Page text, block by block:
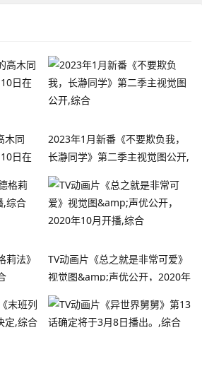
木同
日在
2023年1月新番《不要欺负我，
长瀞同学》第二季主视觉图公开,
综合
莉法》
TV动画片《总之就是非常可爱》
视觉图&amp;声优公开，2020年
10月开播,综合